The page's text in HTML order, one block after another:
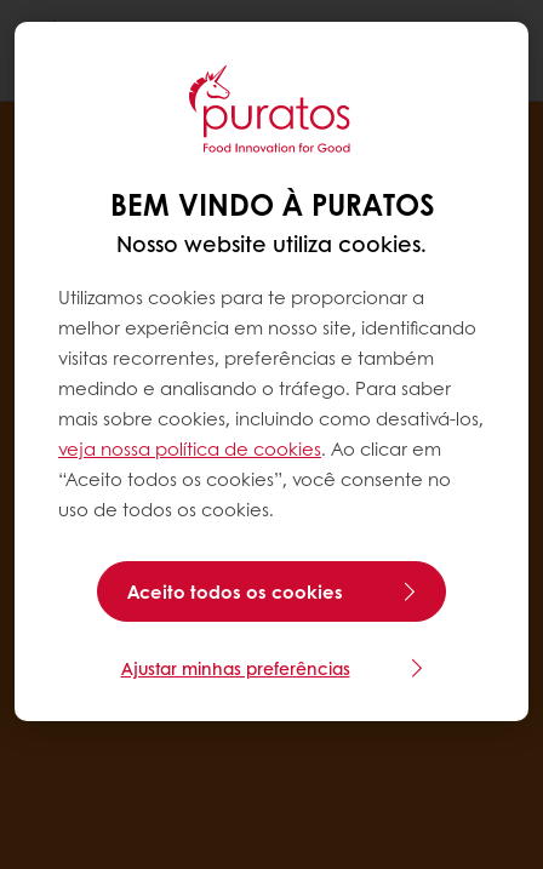
BEM VINDO À PURATOS
Nosso website utiliza cookies.
Utilizamos cookies para te proporcionar a
melhor experiência em nosso site, identificando
visitas recorrentes, preferências e também
medindo e analisando o tráfego. Para saber
mais sobre cookies, incluindo como desativá-los,
veja nossa política de cookies. Ao clicar em
“Aceito todos os cookies”, você consente no
uso de todos os cookies.
Aceito todos os cookies
Ajustar minhas preferências